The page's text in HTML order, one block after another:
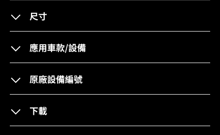
尺寸
應用車款/設備
原廠設備編號
下載